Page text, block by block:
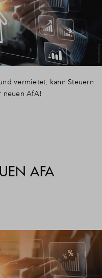
vermietet, kann Steuern
neuen AfA!
AFA